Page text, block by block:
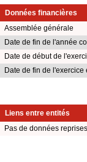
Données financières
Assemblée générale
Date de fin de l'année
Date de début de
Date de fin de l'exercice
Liens entre entités
Pas de données